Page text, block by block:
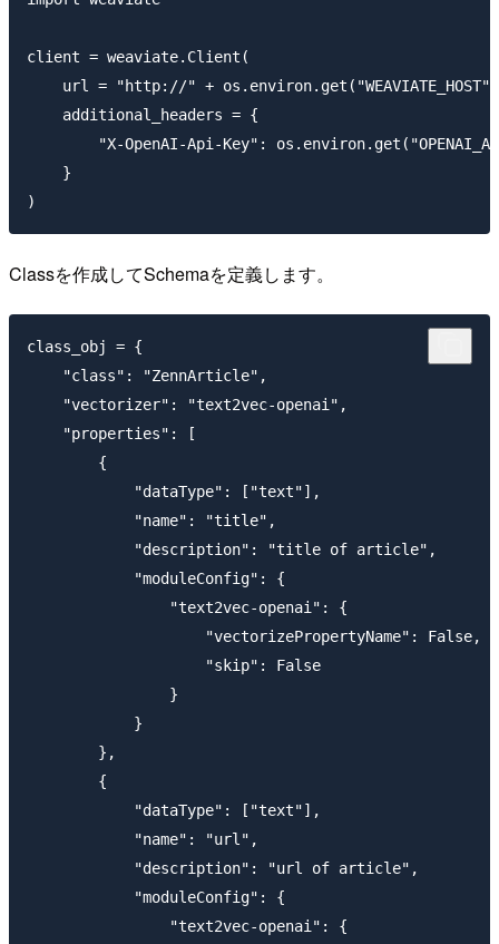
client = weaviate.Client(
url = "http://" +
    additional_headers = {
"X-OpenAI-Api-Key":
    }
Classを作成してSchemaを定義します。
class_obj = {
    "class": "ZennArticle",
    "vectorizer": "text2vec-openai",
    "properties": [
        {
            "dataType": ["text"],
            "name": "title",
            "description": "title of article",
            "moduleConfig": {
                "text2vec-openai": {
                    "vectorizePropertyName": False,
                    "skip": False
                }
            }
        },
        {
            "dataType": ["text"],
            "name": "url",
            "description": "url of article",
            "moduleConfig": {
                "text2vec-openai": {